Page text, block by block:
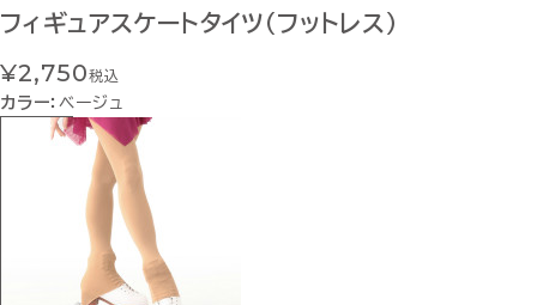
フィギュアスケートタイツ（フットレス）
¥2,750税込
カラー：ベージュ